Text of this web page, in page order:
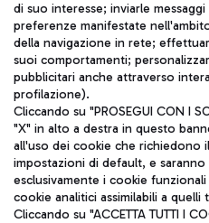
TRAVEL
Aeroporti di Roma S.p.A. -
coordinamento di Mundys S.p.A.
di suo interesse; inviarle
preferenze manifestate
della navigazione in rete;
suoi comportamenti;
pubblicitari anche attraverso
profilazione).
Cliccando su "PROSEGUI CON I
"X" in alto a destra in questo
all'uso dei cookie che richiedono
impostazioni di default, e
esclusivamente i cookie
cookie analitici assimilabili a quelli
Cliccando su "ACCETTA TUTTI I